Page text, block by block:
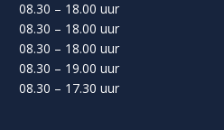
08.30 – 18.00 uur
08.30 – 18.00 uur
08.30 – 18.00 uur
08.30 – 19.00 uur
08.30 – 17.30 uur